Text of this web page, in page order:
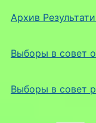
Архив
Выборы в совет
Выборы в совет